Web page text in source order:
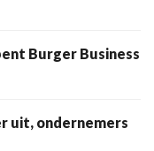
Burger Business
uit, ondernemers